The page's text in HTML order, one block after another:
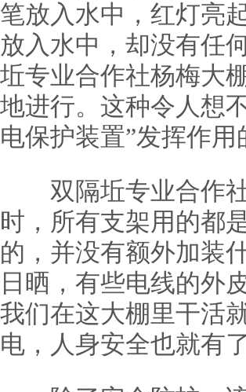
笔放入水中，红灯亮
放入水中，却没有任
坵专业合作社杨梅大
地进行。这种令人想
电保护装置”发挥作
双隔坵专业合作社
时，所有支架用的都
的，并没有额外加装
日晒，有些电线的外
我们在这大棚里干活
电，人身安全也就有